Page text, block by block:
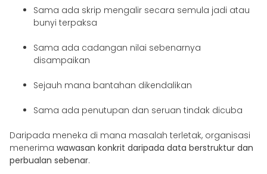
Sama ada skrip mengalir secara semula jadi atau
bunyi terpaksa
Sama ada cadangan nilai sebenarnya
disampaikan
Sejauh mana bantahan dikendalikan
Sama ada penutupan dan seruan tindak dicuba
Daripada meneka di mana masalah terletak, organisasi
menerima wawasan konkrit daripada data berstruktur dan
perbualan sebenar.